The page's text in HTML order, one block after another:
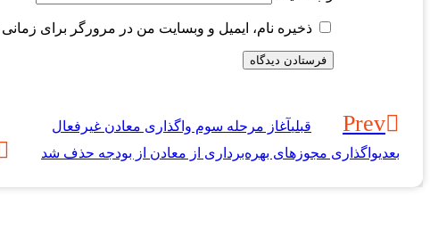
ذخیره نام، ایمیل و وبسایت من در مرورگر برای
Prev قبلیآغاز مرحله سوم واگذاری معادن غیرفعال
بعدیواگذاری مجوزهای بهره‌برداری از معادن از بودجه حذف شد